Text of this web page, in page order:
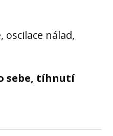
oscilace nálad,
sebe, tíhnutí